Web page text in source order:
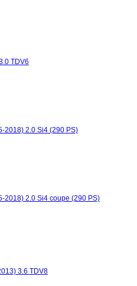
TDV6
2018) 2.0 Si4 (290 PS)
2018) 2.0 Si4 coupe (290 PS)
3.6 TDV8